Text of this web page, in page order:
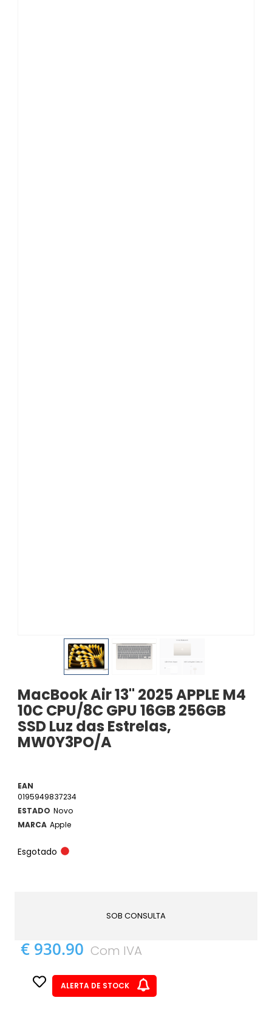
MacBook Air 13'' 2025 APPLE M4
10C CPU/8C GPU 16GB 256GB
SSD Luz das Estrelas,
MW0Y3PO/A
EAN
0195949837234
ESTADO Novo
MARCA Apple
Esgotado
SOB CONSULTA
€ 930.90 Com IVA
ALERTA DE STOCK